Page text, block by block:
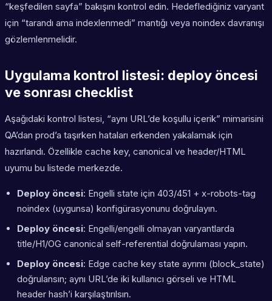
“keşfedilen sayfa” bakışını kontrol edin. Hedeflediğiniz varyant
için “tarandı ama indexlenmedi” mantığı veya noindex davranışı
gözlemlenmelidir.
Uygulama kontrol listesi: deploy öncesi
ve sonrası checklist
Aşağıdaki kontrol listesi, “aynı URL’de koşullu içerik” mimarisini
QA’dan prod’a taşırken hataları erkenden yakalamak için
hazırlandı. Özellikle cache key, canonical ve header/HTML
uyumu bu listede merkezde.
Deploy öncesi: Engelli state için 403/451 + x-robots-tag
noindex (uygunsa) konfigürasyonunu doğrulayın.
Deploy öncesi: Engelli/engelli olmayan varyantlarda
title/H1/OG canonical self-referential doğrulaması yapın.
Deploy öncesi: Edge cache key state ayrımı (block_state)
doğrulansın; aynı URL’de iki kullanıcı görseli ve HTML
header hash’i karşılaştırılsın.